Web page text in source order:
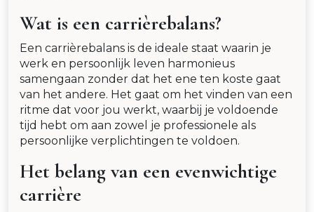
Wat is een carrièrebalans?
Een carrièrebalans is de ideale staat waarin je
werk en persoonlijk leven harmonieus
samengaan zonder dat het ene ten koste gaat
van het andere. Het gaat om het vinden van een
ritme dat voor jou werkt, waarbij je voldoende
tijd hebt om aan zowel je professionele als
persoonlijke verplichtingen te voldoen.
Het belang van een evenwichtige
carrière